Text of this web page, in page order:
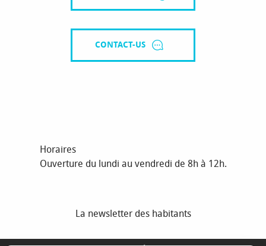
CONTACT-US
Horaires
Ouverture du lundi au vendredi de 8h à 12h.
La newsletter des habitants